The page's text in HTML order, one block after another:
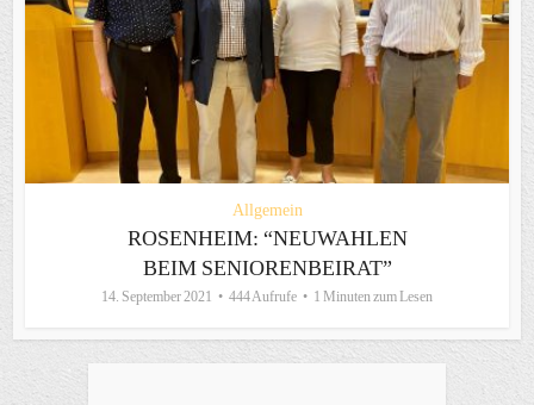
Allgemein
ROSENHEIM: “NEUWAHLEN
BEIM SENIORENBEIRAT”
14. September 2021 444 Aufrufe 1 Minuten zum Lesen